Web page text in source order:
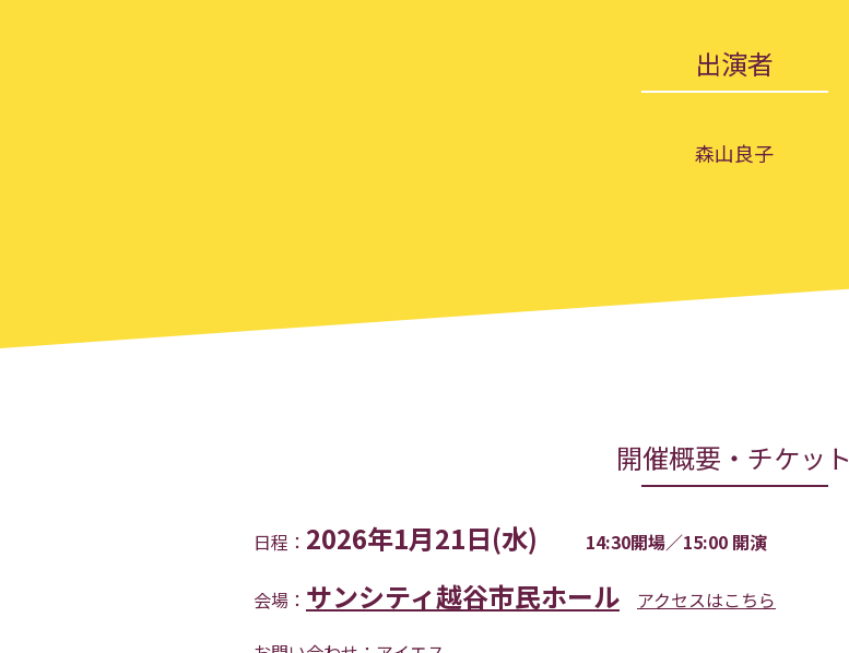
出演者
森山良子
開催概要・チケット
日程： 2026年1月21日(水) 14:30開場／15:00 開演
会場： サンシティ越谷市民ホール
アクセスはこちら